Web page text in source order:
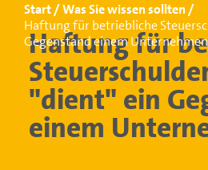
Start
Was Sie wissen sollten
Haftung für betriebliche
Gegenstand einem
Haftung für
"dient" ein
einem